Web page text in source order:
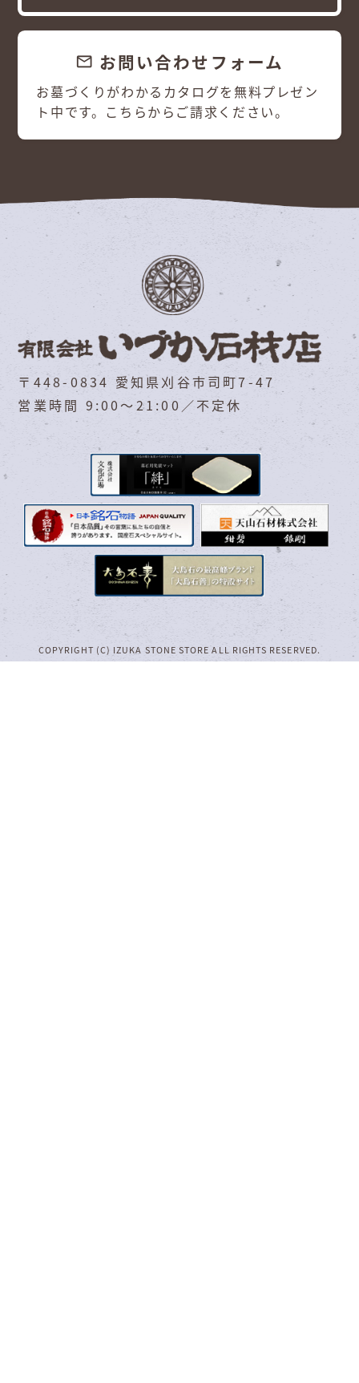
email お問い合わせフォーム
お墓づくりがわかるカタログを無料プレゼン
ト中です。こちらからご請求ください。
〒448-0834 愛知県刈谷市司町7-47
営業時間 9:00～21:00／不定休
COPYRIGHT (C) IZUKA STONE STORE ALL RIGHTS RESERVED.